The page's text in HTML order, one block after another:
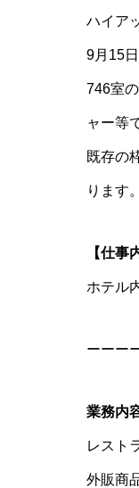
ハイア
9月15
746室
ャー等
既存の
ります。
【仕事
ホテル
ーーー
業務内
レスト
外販商